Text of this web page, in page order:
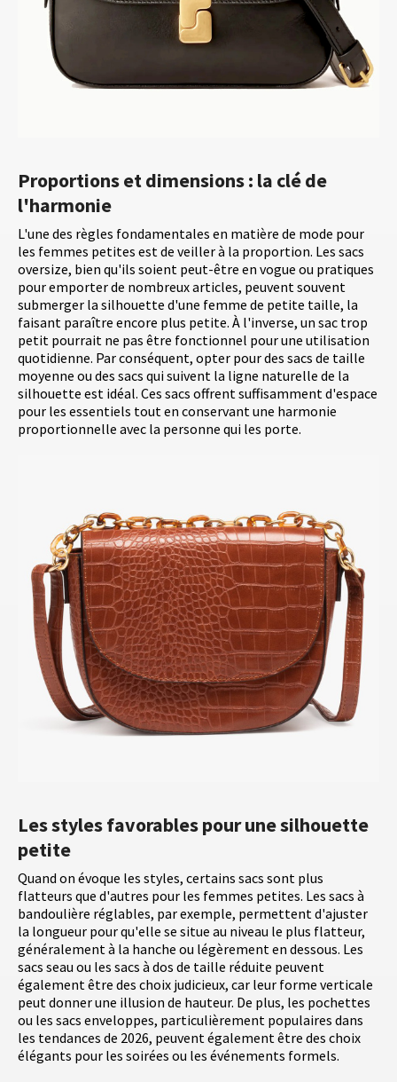
Proportions et dimensions : la clé de
l'harmonie
L'une des règles fondamentales en matière de mode pour
les femmes petites est de veiller à la proportion. Les sacs
oversize, bien qu'ils soient peut-être en vogue ou pratiques
pour emporter de nombreux articles, peuvent souvent
submerger la silhouette d'une femme de petite taille, la
faisant paraître encore plus petite. À l'inverse, un sac trop
petit pourrait ne pas être fonctionnel pour une utilisation
quotidienne. Par conséquent, opter pour des sacs de taille
moyenne ou des sacs qui suivent la ligne naturelle de la
silhouette est idéal. Ces sacs offrent suffisamment d'espace
pour les essentiels tout en conservant une harmonie
proportionnelle avec la personne qui les porte.
Les styles favorables pour une silhouette
petite
Quand on évoque les styles, certains sacs sont plus
flatteurs que d'autres pour les femmes petites. Les sacs à
bandoulière réglables, par exemple, permettent d'ajuster
la longueur pour qu'elle se situe au niveau le plus flatteur,
généralement à la hanche ou légèrement en dessous. Les
sacs seau ou les sacs à dos de taille réduite peuvent
également être des choix judicieux, car leur forme verticale
peut donner une illusion de hauteur. De plus, les pochettes
ou les sacs enveloppes, particulièrement populaires dans
les tendances de 2026, peuvent également être des choix
élégants pour les soirées ou les événements formels.